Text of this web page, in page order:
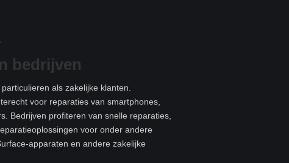
n bedrijven
als zakelijke klanten.
voor reparaties van smartphones,
Bedrijven profiteren van snelle reparaties,
voor onder andere
apparaten en andere zakelijke